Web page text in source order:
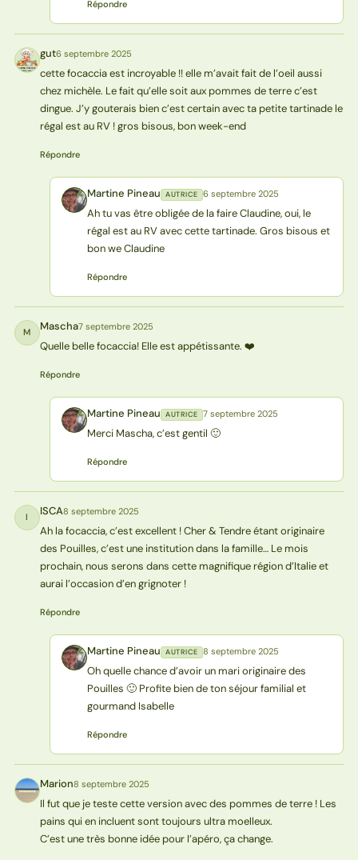
Répondre
G gut6 septembre 2025
cette focaccia est incroyable !! elle m’avait fait de l’oeil aussi
chez michèle. Le fait qu’elle soit aux pommes de terre c’est
dingue. J’y gouterais bien c’est certain avec ta petite tartinade le
régal est au RV ! gros bisous, bon week-end
Répondre
MP Martine Pineau AUTRICE 6 septembre 2025
Ah tu vas être obligée de la faire Claudine, oui, le
régal est au RV avec cette tartinade. Gros bisous et
bon we Claudine
Répondre
M Mascha7 septembre 2025
Quelle belle focaccia! Elle est appétissante. ❤️
Répondre
MP Martine Pineau AUTRICE 7 septembre 2025
Merci Mascha, c’est gentil 🙂
Répondre
I ISCA8 septembre 2025
Ah la focaccia, c’est excellent ! Cher & Tendre étant originaire
des Pouilles, c’est une institution dans la famille… Le mois
prochain, nous serons dans cette magnifique région d’Italie et
aurai l’occasion d’en grignoter !
Répondre
MP Martine Pineau AUTRICE 8 septembre 2025
Oh quelle chance d’avoir un mari originaire des
Pouilles 🙂 Profite bien de ton séjour familial et
gourmand Isabelle
Répondre
M Marion8 septembre 2025
Il fut que je teste cette version avec des pommes de terre ! Les
pains qui en incluent sont toujours ultra moelleux.
C’est une très bonne idée pour l’apéro, ça change.